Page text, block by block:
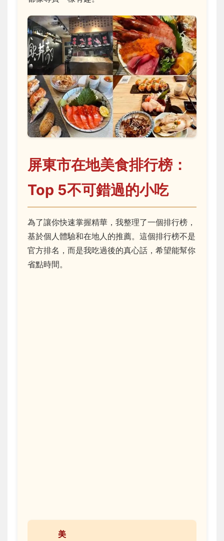
屏東市在地美食排行榜：
Top 5不可錯過的小吃
為了讓你快速掌握精華，我整理了一個排行榜，
基於個人體驗和在地人的推薦。這個排行榜不是
官方排名，而是我吃過後的真心話，希望能幫你
省點時間。
美